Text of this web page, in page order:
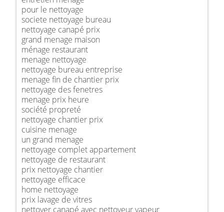
pour le nettoyage
societe nettoyage bureau
nettoyage canapé prix
grand menage maison
ménage restaurant
menage nettoyage
nettoyage bureau entreprise
menage fin de chantier prix
nettoyage des fenetres
menage prix heure
société propreté
nettoyage chantier prix
cuisine menage
un grand menage
nettoyage complet appartement
nettoyage de restaurant
prix nettoyage chantier
nettoyage efficace
home nettoyage
prix lavage de vitres
nettoyer canapé avec nettoyeur vapeur